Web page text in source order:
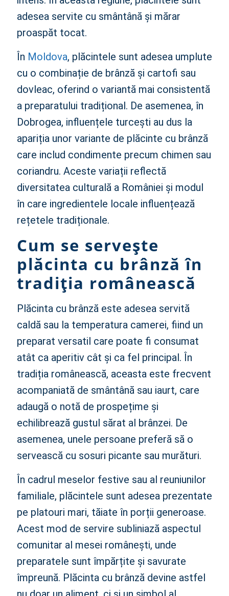
adesea servite cu smântână și mărar
proaspăt tocat.
În Moldova, plăcintele sunt adesea umplute
cu o combinație de brânză și cartofi sau
dovleac, oferind o variantă mai consistentă
a preparatului tradițional. De asemenea, în
Dobrogea, influențele turcești au dus la
apariția unor variante de plăcinte cu brânză
care includ condimente precum chimen sau
coriandru. Aceste variații reflectă
diversitatea culturală a României și modul
în care ingredientele locale influențează
rețetele tradiționale.
Cum se servește
plăcinta cu brânză în
tradiția românească
Plăcinta cu brânză este adesea servită
caldă sau la temperatura camerei, fiind un
preparat versatil care poate fi consumat
atât ca aperitiv cât și ca fel principal. În
tradiția românească, aceasta este frecvent
acompaniată de smântână sau iaurt, care
adaugă o notă de prospețime și
echilibrează gustul sărat al brânzei. De
asemenea, unele persoane preferă să o
servească cu sosuri picante sau murături.
În cadrul meselor festive sau al reuniunilor
familiale, plăcintele sunt adesea prezentate
pe platouri mari, tăiate în porții generoase.
Acest mod de servire subliniază aspectul
comunitar al mesei românești, unde
preparatele sunt împărțite și savurate
împreună. Plăcinta cu brânză devine astfel